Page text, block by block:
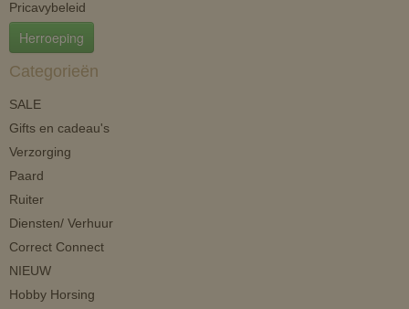
Pricavybeleid
Herroeping
Categorieën
SALE
Gifts en cadeau's
Verzorging
Paard
Ruiter
Diensten/ Verhuur
Correct Connect
NIEUW
Hobby Horsing